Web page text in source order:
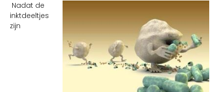
Nadat de
inktdeeltjes
zijn